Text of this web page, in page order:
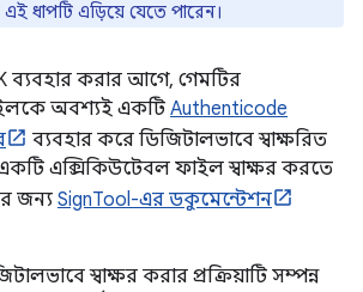
ধাপটি এড়িয়ে যেতে পারেন।
ব্যবহার করার আগে, গেমটির
অবশ্যই একটি Authenticode
ব্যবহার করে ডিজিটালভাবে স্বাক্ষরিত
এক্সিকিউটেবল ফাইল স্বাক্ষর করতে
জন্য SignTool-এর ডকুমেন্টেশন
স্বাক্ষর করার প্রক্রিয়াটি সম্পন্ন